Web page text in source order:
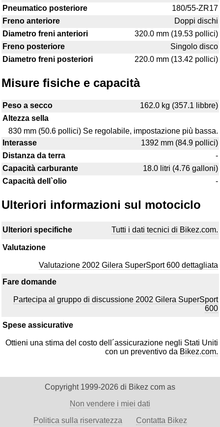
Pneumatico posteriore
180/55-ZR17
Freno anteriore
Doppi dischi
Diametro freni anteriori
320.0 mm (19.53 pollici)
Freno posteriore
Singolo disco
Diametro freni posteriori
220.0 mm (13.42 pollici)
Misure fisiche e capacità
Peso a secco
162.0 kg (357.1 libbre)
Altezza sella
830 mm (50.6 pollici) Se regolabile, impostazione più bassa.
Interasse
1392 mm (84.9 pollici)
Distanza da terra
-
Capacità carburante
18.0 litri (4.76 galloni)
Capacità dell`olio
-
Ulteriori informazioni sul motociclo
Ulteriori specifiche Tutti i dati tecnici di Bikez.com.
Valutazione
Valutazione 2002 Gilera SuperSport 600 dettagliata
Fare domande
Partecipa al gruppo di discussione 2002 Gilera SuperSport
600
Spese assicurative
Ottieni una stima del costo dell´assicurazione negli Stati Uniti
con un preventivo da Bikez.com.
Copyright 1999-2026 di Bikez com as
Non vendere i miei dati
Politica sulla riservatezza
Contatta Bikez